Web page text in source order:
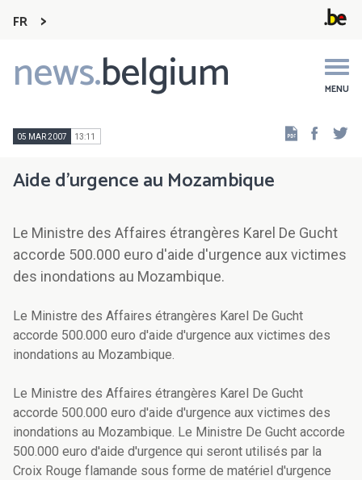
FR
news.belgium MENU
Main
navigation
05 MAR 2007 13:11
Aide d'urgence au Mozambique
Le Ministre des Affaires étrangères Karel De Gucht
accorde 500.000 euro d'aide d'urgence aux victimes
des inondations au Mozambique.
Le Ministre des Affaires étrangères Karel De Gucht
accorde 500.000 euro d'aide d'urgence aux victimes des
inondations au Mozambique.
Le Ministre des Affaires étrangères Karel De Gucht
accorde 500.000 euro d'aide d'urgence aux victimes des
inondations au Mozambique. Le Ministre De Gucht accorde
500.000 euro d'aide d'urgence qui seront utilisés par la
Croix Rouge flamande sous forme de matériel d'urgence